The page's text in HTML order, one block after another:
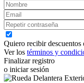
Quiero recibir
Ver los términos y
Finalizar registro
o iniciar sesión